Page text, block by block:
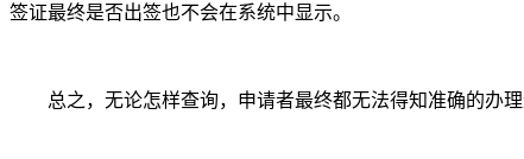
签证最终是否出签也不会在系统中显示。
总之，无论怎样查询，申请者最终都无法得知准确的办理